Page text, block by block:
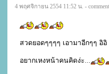
4 พฤศจิกายน 2554 11:52 น. -
สวดยอดๆๆๆๆ เอามาอีกๆๆ อิอิ
อยากเหงหน้าคนคิดง่ะ...